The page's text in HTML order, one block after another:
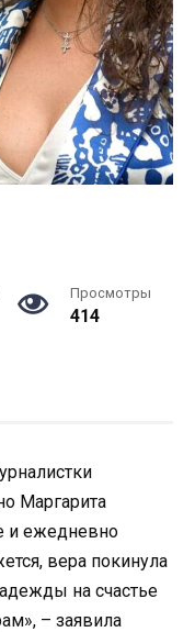
Просмотры
414
Маргарита
и ежедневно
вера покинула
на счастье
– заявила